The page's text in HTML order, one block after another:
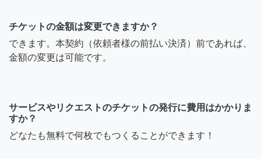
チケットの金額は変更できますか？
できます。本契約（依頼者様の前払い決済）前であれば、
金額の変更は可能です。
サービスやリクエストのチケットの発行に費用はかかりま
すか？
どなたも無料で何枚でもつくることができます！